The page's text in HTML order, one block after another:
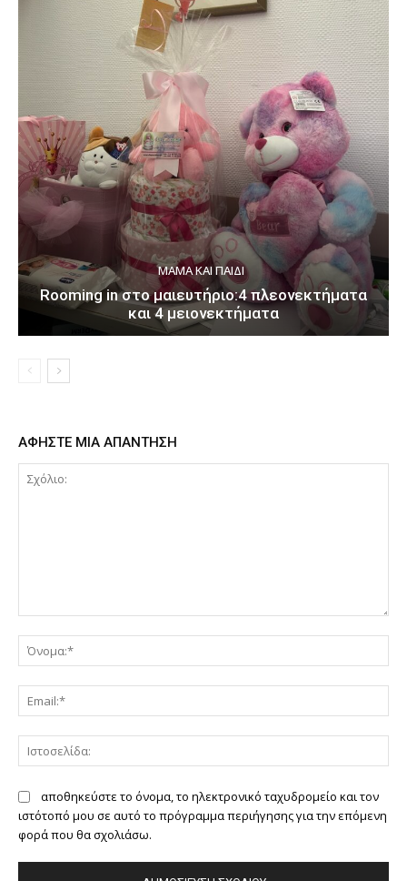
ΜΑΜΆ ΚΑΙ ΠΑΙΔΊ
Rooming in στο μαιευτήριο:4 πλεονεκτήματα
και 4 μειονεκτήματα
ΑΦΗΣΤΕ ΜΙΑ ΑΠΑΝΤΗΣΗ
αποθηκεύστε το όνομα, το ηλεκτρονικό ταχυδρομείο και τον
ιστότοπό μου σε αυτό το πρόγραμμα περιήγησης για την επόμενη
φορά που θα σχολιάσω.